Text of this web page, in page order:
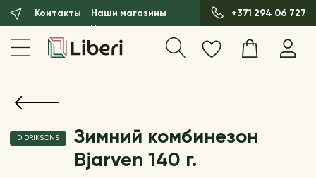
Контакты Наши магазины +371 294 06 727
DIDRIKSONS
Зимний комбинезон
Bjarven 140 г.